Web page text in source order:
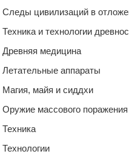
Следы цивилизаций в
Техника и технологии
Древняя медицина
Летательные аппараты
Магия, майя и сиддхи
Оружие массового поражения
Техника
Технологии